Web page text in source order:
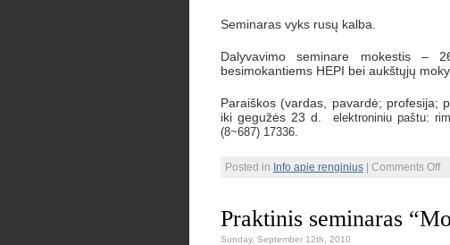
Seminaras vyks rusų kalba.
Dalyvavimo seminare mokestis –
besimokantiems HEPI bei aukštųjų
Paraiškos (vardas, pavardė; profesija;
iki gegužės 23 d. elektroniniu paštu:
(8~687) 17336.
Posted in Info apie renginius Comments Offon
Praktinis seminaras
Sunday, September 12th, 2010